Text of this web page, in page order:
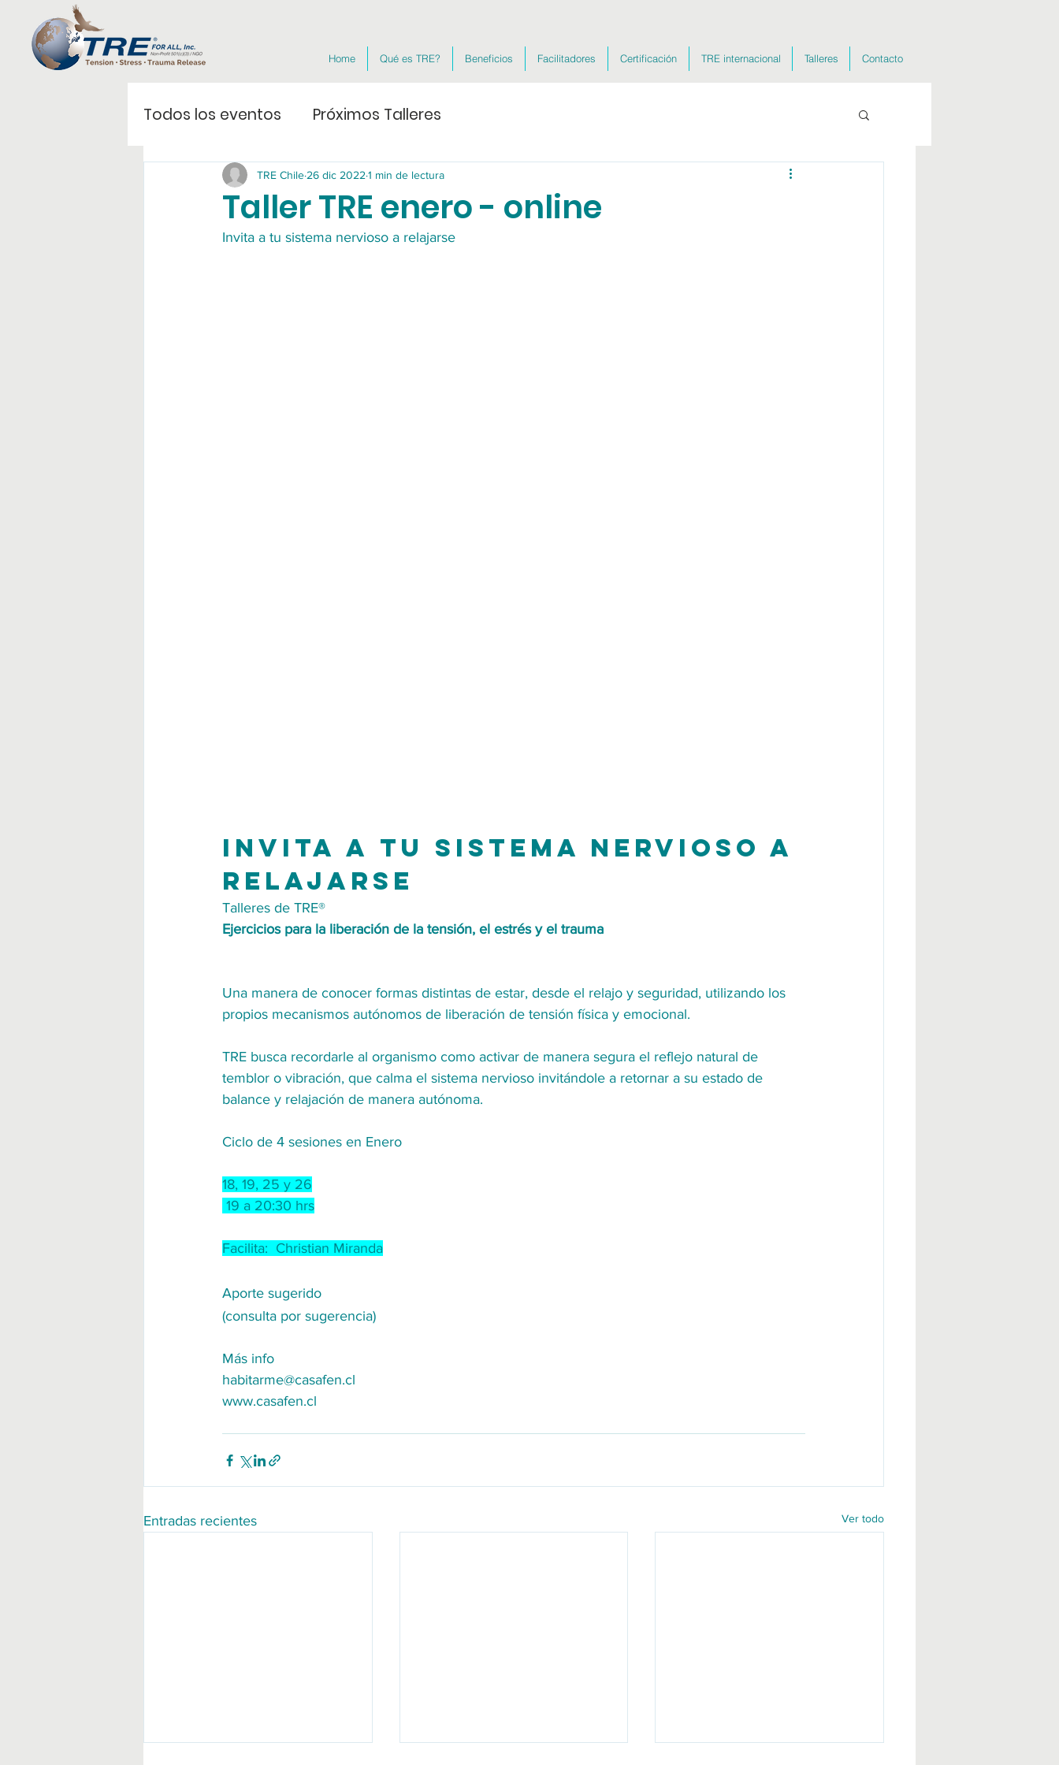
Home Qué es TRE? Beneficios Facilitadores Certificación TRE internacional Talleres Contacto
Todos los eventos Próximos Talleres
Taller TRE enero - online
TRE Chile 26 dic 2022 1 min de lectura
Invita a tu sistema nervioso a relajarse
Invita a tu sistema nervioso a
relajarse
Talleres de TRE®
Ejercicios para la liberación de la tensión, el estrés y el trauma
Una manera de conocer formas distintas de estar, desde el relajo y seguridad, utilizando los
propios mecanismos autónomos de liberación de tensión física y emocional.
TRE busca recordarle al organismo como activar de manera segura el reflejo natural de
temblor o vibración, que calma el sistema nervioso invitándole a retornar a su estado de
balance y relajación de manera autónoma.
Ciclo de 4 sesiones en Enero
18, 19, 25 y 26
19 a 20:30 hrs
Facilita:  Christian Miranda
Aporte sugerido
(consulta por sugerencia)
Más info
habitarme@casafen.cl
www.casafen.cl
Entradas recientes Ver todo